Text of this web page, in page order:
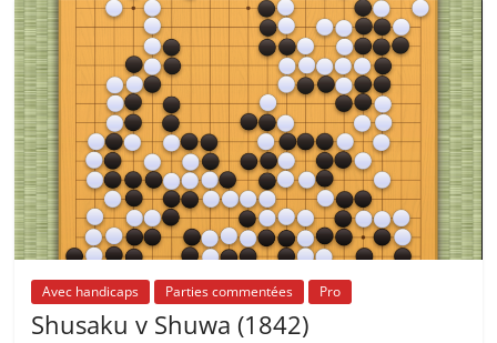
Avec handicaps Parties commentées Pro
Shusaku v Shuwa (1842)